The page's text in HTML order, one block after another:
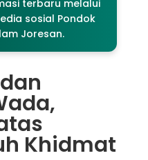
terbaru melalui
sosial Pondok
Joresan.
Khidmat